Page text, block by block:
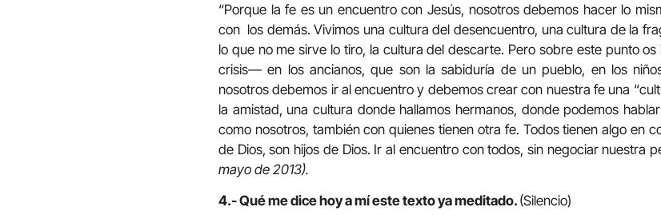
“Porque la fe es un encuentro con Jesús, nosotros debemos hacer lo
con los demás. Vivimos una cultura del desencuentro, una cultura de la
lo que no me sirve lo tiro, la cultura del descarte. Pero sobre este punto
crisis— en los ancianos, que son la sabiduría de un pueblo, en los
nosotros debemos ir al encuentro y debemos crear con nuestra fe una
la amistad, una cultura donde hallamos hermanos, donde podemos
como nosotros, también con quienes tienen otra fe. Todos tienen algo en
de Dios, son hijos de Dios. Ir al encuentro con todos, sin negociar nuestra
mayo de 2013).
4.- Qué me dice hoy a mí este texto ya meditado. (Silencio)